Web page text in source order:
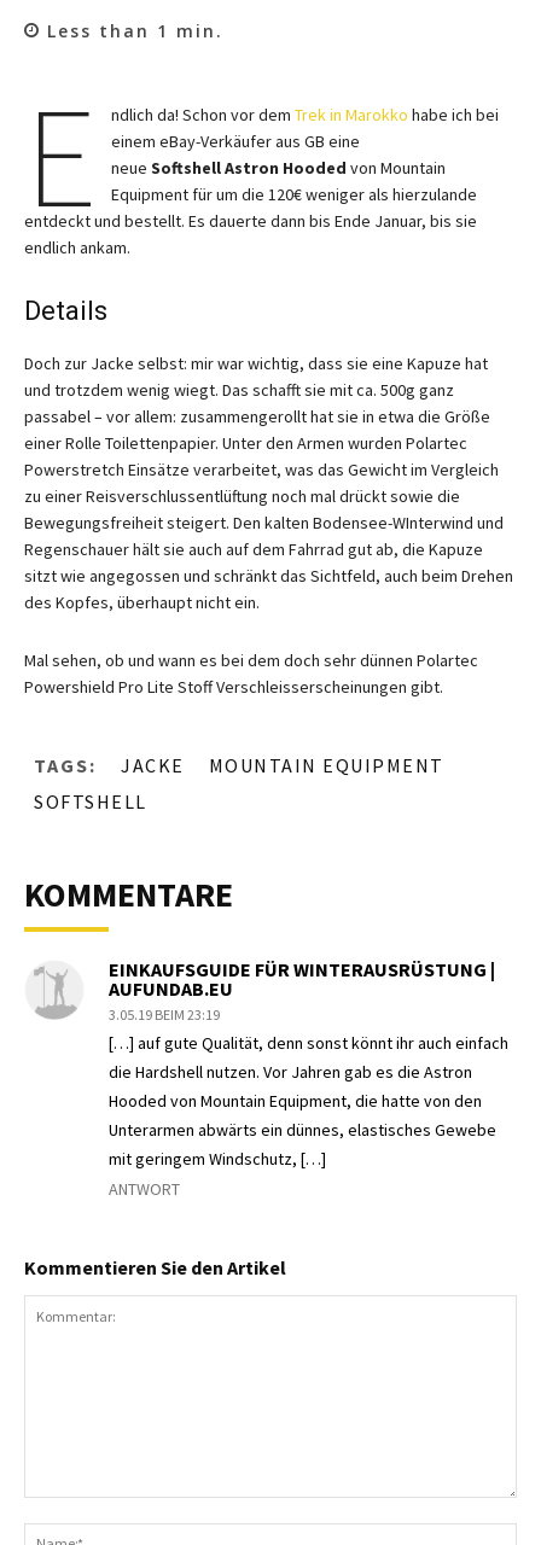
Less than 1 min.
E ndlich da! Schon vor dem Trek in Marokko habe ich bei
einem eBay-Verkäufer aus GB eine
neue Softshell Astron Hooded von Mountain
Equipment für um die 120€ weniger als hierzulande
entdeckt und bestellt. Es dauerte dann bis Ende Januar, bis sie
endlich ankam.
Details
Doch zur Jacke selbst: mir war wichtig, dass sie eine Kapuze hat
und trotzdem wenig wiegt. Das schafft sie mit ca. 500g ganz
passabel – vor allem: zusammengerollt hat sie in etwa die Größe
einer Rolle Toilettenpapier. Unter den Armen wurden Polartec
Powerstretch Einsätze verarbeitet, was das Gewicht im Vergleich
zu einer Reisverschlussentlüftung noch mal drückt sowie die
Bewegungsfreiheit steigert. Den kalten Bodensee-WInterwind und
Regenschauer hält sie auch auf dem Fahrrad gut ab, die Kapuze
sitzt wie angegossen und schränkt das Sichtfeld, auch beim Drehen
des Kopfes, überhaupt nicht ein.
Mal sehen, ob und wann es bei dem doch sehr dünnen Polartec
Powershield Pro Lite Stoff Verschleisserscheinungen gibt.
TAGS: JACKE
MOUNTAIN EQUIPMENT
SOFTSHELL
KOMMENTARE
EINKAUFSGUIDE FÜR WINTERAUSRÜSTUNG |
AUFUNDAB.EU
3.05.19 BEIM 23:19
[…] auf gute Qualität, denn sonst könnt ihr auch einfach
die Hardshell nutzen. Vor Jahren gab es die Astron
Hooded von Mountain Equipment, die hatte von den
Unterarmen abwärts ein dünnes, elastisches Gewebe
mit geringem Windschutz, […]
ANTWORT
Kommentieren Sie den Artikel